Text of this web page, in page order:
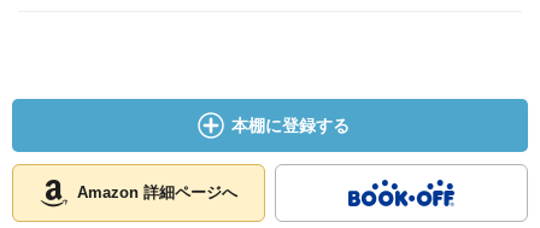
本棚に登録する
Amazon 詳細ページへ